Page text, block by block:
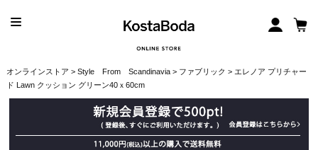
オンラインストア > Style From Scandinavia> ファブリック > エレノア プリチャー
ド Lawn クッション グリーン40ｘ60cm